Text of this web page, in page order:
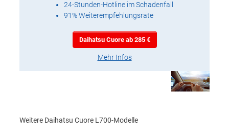
24-Stunden-Hotline im Schadenfall
91% Weiterempfehlungsrate
Daihatsu Cuore ab 285 €
Mehr Infos
Weitere Daihatsu Cuore L700-Modelle